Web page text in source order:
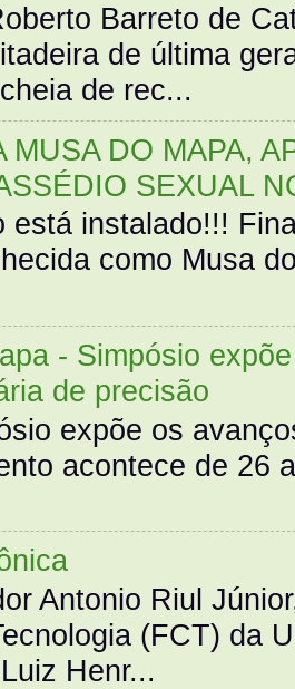
Barreto de
de última
de rec...
MUSA DO MAPA,
SEXUAL
está instalado!!!
como Musa
- Simpósio
de precisão
expõe os
acontece de 26
Antonio Riul
(FCT) da
Henr...